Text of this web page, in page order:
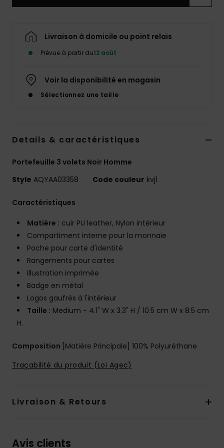
Livraison à domicile ou point relais
Prévue à partir du12 août
Voir la disponibilité en magasin
Sélectionnez une taille
Details & caractéristiques
Portefeuille 3 volets Noir Homme
Style AQYAA03358 Code couleur kvj1
Caractéristiques
Matière : cuir PU leather, Nylon intérieur
Compartiment interne pour la monnaie
Poche pour carte d'identité
Rangements pour cartes
Illustration imprimée
Badge en métal
Logos gaufrés à l'intérieur
Taille : Medium - 4.1" W x 3.3" H / 10.5 cm W x 8.5 cm
H.
Composition [Matière Principale] 100% Polyuréthane
Traçabilité du produit (Loi Agec)
Livraison & Retours
Avis clients